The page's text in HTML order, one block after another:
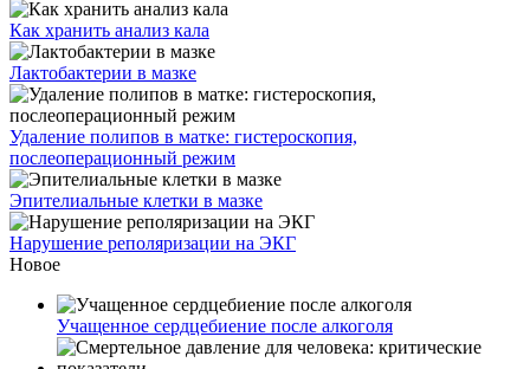
Как хранить анализ кала
Лактобактерии в мазке
Удаление полипов в матке: гистероскопия,
послеоперационный режим
Эпителиальные клетки в мазке
Нарушение реполяризации на ЭКГ
Новое
Учащенное сердцебиение после алкоголя